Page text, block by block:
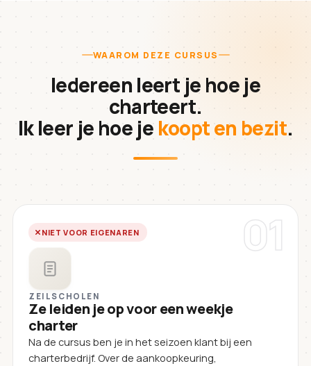
WAAROM DEZE CURSUS
Iedereen leert je hoe je
charteert.
Ik leer je hoe je koopt en bezit.
01
NIET VOOR EIGENAREN
ZEILSCHOLEN
Ze leiden je op voor een weekje
charter
Na de cursus ben je in het seizoen klant bij een
charterbedrijf. Over de aankoopkeuring,